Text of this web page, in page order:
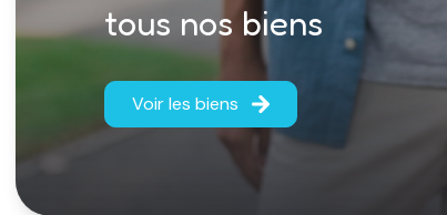
tous nos biens
Voir les biens